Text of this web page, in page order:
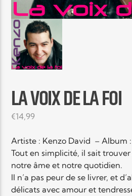
TITRE
ARTISTE
Elyon Rhema
LA VOIX DE LA FOI
€14,99
Artiste : Kenzo David – Album
Tout en simplicité, il sait
notre âme et notre quotidien.
Il n’a pas peur de se livrer, et
délicats avec amour et